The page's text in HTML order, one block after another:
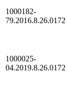
1000182-
79.2016.8.26.0172
1000025-
04.2019.8.26.0172